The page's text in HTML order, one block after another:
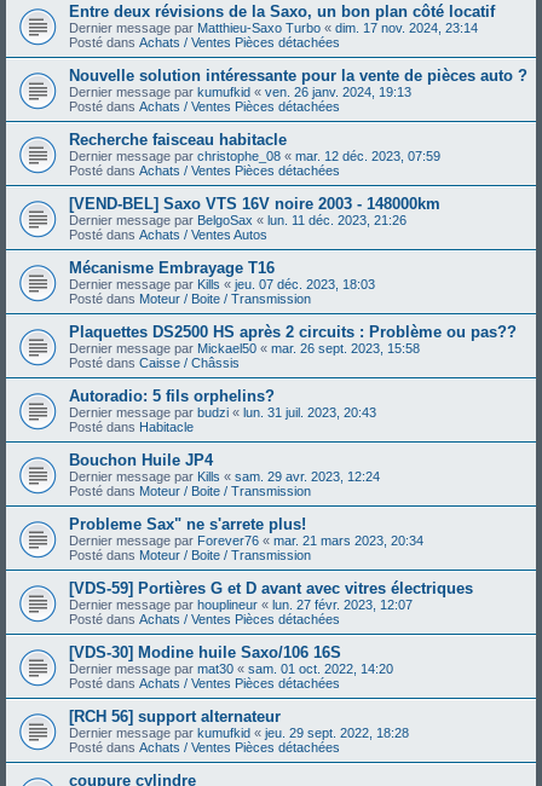
Entre deux révisions de la Saxo, un bon plan côté locatif
Dernier message par Matthieu-Saxo Turbo « dim. 17 nov. 2024, 23:14
Posté dans Achats / Ventes Pièces détachées
Nouvelle solution intéressante pour la vente de pièces auto ?
Dernier message par kumufkid « ven. 26 janv. 2024, 19:13
Posté dans Achats / Ventes Pièces détachées
Recherche faisceau habitacle
Dernier message par christophe_08 « mar. 12 déc. 2023, 07:59
Posté dans Achats / Ventes Pièces détachées
[VEND-BEL] Saxo VTS 16V noire 2003 - 148000km
Dernier message par BelgoSax « lun. 11 déc. 2023, 21:26
Posté dans Achats / Ventes Autos
Mécanisme Embrayage T16
Dernier message par Kills « jeu. 07 déc. 2023, 18:03
Posté dans Moteur / Boite / Transmission
Plaquettes DS2500 HS après 2 circuits : Problème ou pas??
Dernier message par Mickael50 « mar. 26 sept. 2023, 15:58
Posté dans Caisse / Châssis
Autoradio: 5 fils orphelins?
Dernier message par budzi « lun. 31 juil. 2023, 20:43
Posté dans Habitacle
Bouchon Huile JP4
Dernier message par Kills « sam. 29 avr. 2023, 12:24
Posté dans Moteur / Boite / Transmission
Probleme Sax" ne s'arrete plus!
Dernier message par Forever76 « mar. 21 mars 2023, 20:34
Posté dans Moteur / Boite / Transmission
[VDS-59] Portières G et D avant avec vitres électriques
Dernier message par houplineur « lun. 27 févr. 2023, 12:07
Posté dans Achats / Ventes Pièces détachées
[VDS-30] Modine huile Saxo/106 16S
Dernier message par mat30 « sam. 01 oct. 2022, 14:20
Posté dans Achats / Ventes Pièces détachées
[RCH 56] support alternateur
Dernier message par kumufkid « jeu. 29 sept. 2022, 18:28
Posté dans Achats / Ventes Pièces détachées
coupure cylindre